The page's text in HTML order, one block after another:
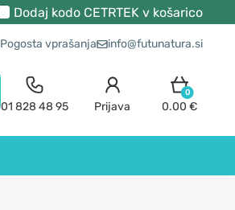
Dodaj kodo CETRTEKv košarico
Pogosta vprašanja info@futunatura.si
01 828 48 95 Prijava
0
0.00 €